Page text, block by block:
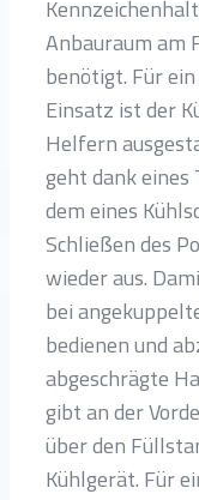
Anbauraum am
benötigt. Für
Einsatz ist der
Helfern
geht dank
dem eines
Schließen des
wieder aus.
bei
bedienen und
abgeschrägte
gibt an der
über den
Kühlgerät. Für